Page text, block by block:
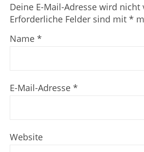
Deine E-Mail-Adresse wird
Erforderliche Felder sind mit *
Name *
E-Mail-Adresse *
Website